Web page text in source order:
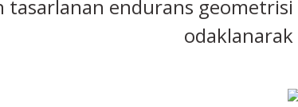
tasarlanan endurans